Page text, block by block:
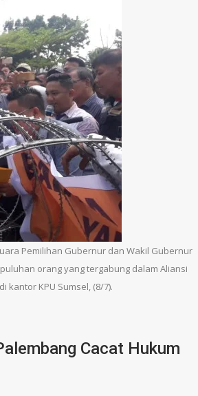
Pemilihan Gubernur dan Wakil Gubernur
orang yang tergabung dalam Aliansi
kantor KPU Sumsel, (8/7).
Cacat Hukum